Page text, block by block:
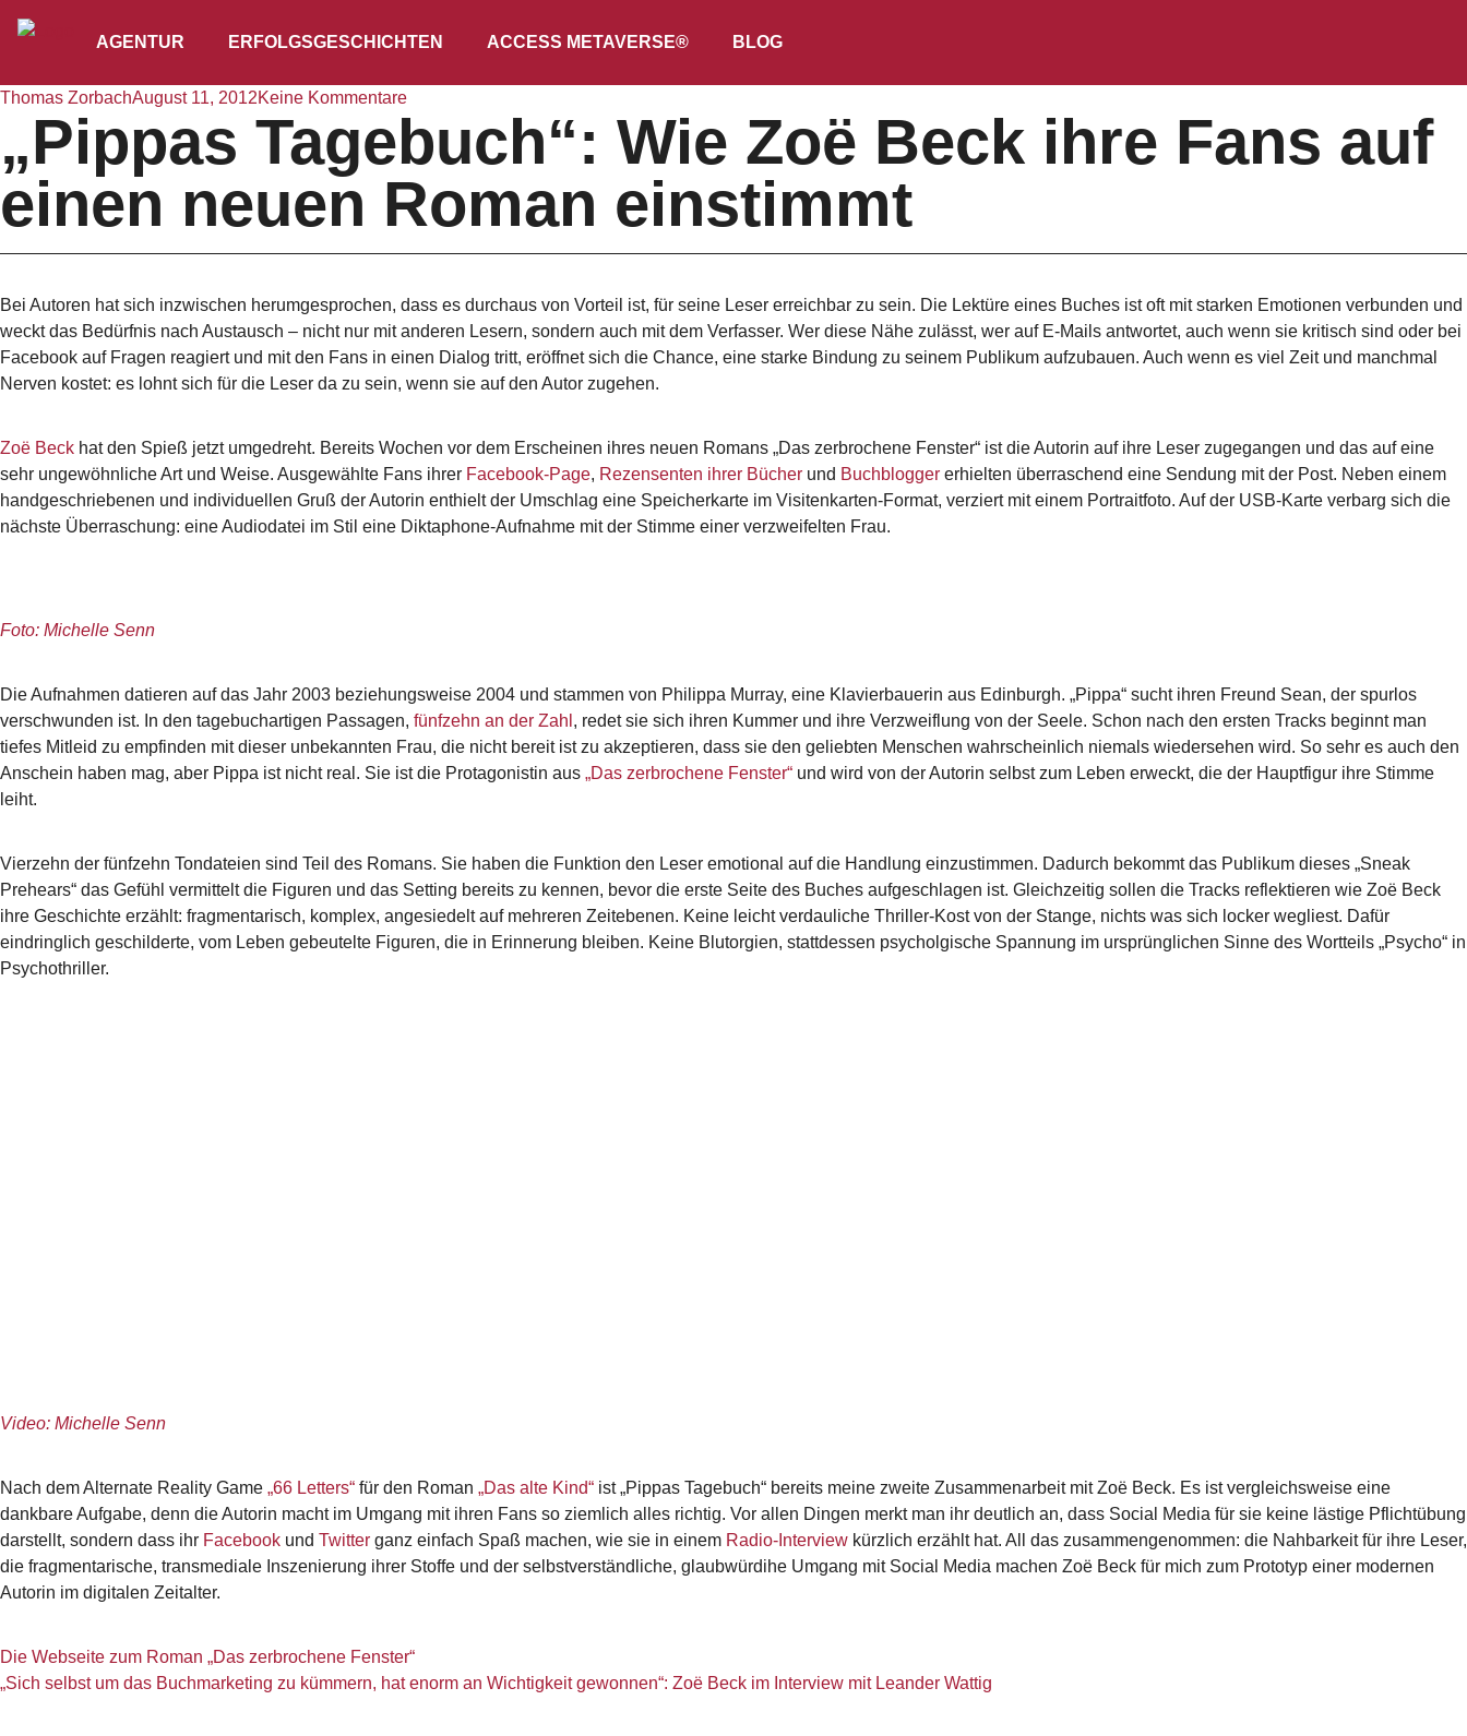
AGENTUR ERFOLGSGESCHICHTEN ACCESS METAVERSE® BLOG
Thomas ZorbachAugust 11, 2012Keine Kommentare
„Pippas Tagebuch“: Wie Zoë Beck ihre Fans auf
einen neuen Roman einstimmt
Bei Autoren hat sich inzwischen herumgesprochen, dass es durchaus von Vorteil ist, für seine Leser erreichbar zu sein. Die Lektüre eines Buches ist oft mit starken Emotionen verbunden und
weckt das Bedürfnis nach Austausch – nicht nur mit anderen Lesern, sondern auch mit dem Verfasser. Wer diese Nähe zulässt, wer auf E-Mails antwortet, auch wenn sie kritisch sind oder bei
Facebook auf Fragen reagiert und mit den Fans in einen Dialog tritt, eröffnet sich die Chance, eine starke Bindung zu seinem Publikum aufzubauen. Auch wenn es viel Zeit und manchmal
Nerven kostet: es lohnt sich für die Leser da zu sein, wenn sie auf den Autor zugehen.
Zoë Beck hat den Spieß jetzt umgedreht. Bereits Wochen vor dem Erscheinen ihres neuen Romans „Das zerbrochene Fenster“ ist die Autorin auf ihre Leser zugegangen und das auf eine
sehr ungewöhnliche Art und Weise. Ausgewählte Fans ihrer Facebook-Page, Rezensenten ihrer Bücher und Buchblogger erhielten überraschend eine Sendung mit der Post. Neben einem
handgeschriebenen und individuellen Gruß der Autorin enthielt der Umschlag eine Speicherkarte im Visitenkarten-Format, verziert mit einem Portraitfoto. Auf der USB-Karte verbarg sich die
nächste Überraschung: eine Audiodatei im Stil eine Diktaphone-Aufnahme mit der Stimme einer verzweifelten Frau.
Foto: Michelle Senn
Die Aufnahmen datieren auf das Jahr 2003 beziehungsweise 2004 und stammen von Philippa Murray, eine Klavierbauerin aus Edinburgh. „Pippa“ sucht ihren Freund Sean, der spurlos
verschwunden ist. In den tagebuchartigen Passagen, fünfzehn an der Zahl , redet sie sich ihren Kummer und ihre Verzweiflung von der Seele. Schon nach den ersten Tracks beginnt man
tiefes Mitleid zu empfinden mit dieser unbekannten Frau, die nicht bereit ist zu akzeptieren, dass sie den geliebten Menschen wahrscheinlich niemals wiedersehen wird. So sehr es auch den
Anschein haben mag, aber Pippa ist nicht real. Sie ist die Protagonistin aus „Das zerbrochene Fenster“ und wird von der Autorin selbst zum Leben erweckt, die der Hauptfigur ihre Stimme
leiht.
Vierzehn der fünfzehn Tondateien sind Teil des Romans. Sie haben die Funktion den Leser emotional auf die Handlung einzustimmen. Dadurch bekommt das Publikum dieses „Sneak
Prehears“ das Gefühl vermittelt die Figuren und das Setting bereits zu kennen, bevor die erste Seite des Buches aufgeschlagen ist. Gleichzeitig sollen die Tracks reflektieren wie Zoë Beck
ihre Geschichte erzählt: fragmentarisch, komplex, angesiedelt auf mehreren Zeitebenen. Keine leicht verdauliche Thriller-Kost von der Stange, nichts was sich locker wegliest. Dafür
eindringlich geschilderte, vom Leben gebeutelte Figuren, die in Erinnerung bleiben. Keine Blutorgien, stattdessen psycholgische Spannung im ursprünglichen Sinne des Wortteils „Psycho“ in
Psychothriller.
Video: Michelle Senn
Nach dem Alternate Reality Game „66 Letters“ für den Roman „Das alte Kind“ ist „Pippas Tagebuch“ bereits meine zweite Zusammenarbeit mit Zoë Beck. Es ist vergleichsweise eine
dankbare Aufgabe, denn die Autorin macht im Umgang mit ihren Fans so ziemlich alles richtig. Vor allen Dingen merkt man ihr deutlich an, dass Social Media für sie keine lästige Pflichtübung
darstellt, sondern dass ihr Facebook und Twitter ganz einfach Spaß machen, wie sie in einem Radio-Interview kürzlich erzählt hat. All das zusammengenommen: die Nahbarkeit für ihre Leser,
die fragmentarische, transmediale Inszenierung ihrer Stoffe und der selbstverständliche, glaubwürdihe Umgang mit Social Media machen Zoë Beck für mich zum Prototyp einer modernen
Autorin im digitalen Zeitalter.
Die Webseite zum Roman „Das zerbrochene Fenster“
„Sich selbst um das Buchmarketing zu kümmern, hat enorm an Wichtigkeit gewonnen“: Zoë Beck im Interview mit Leander Wattig